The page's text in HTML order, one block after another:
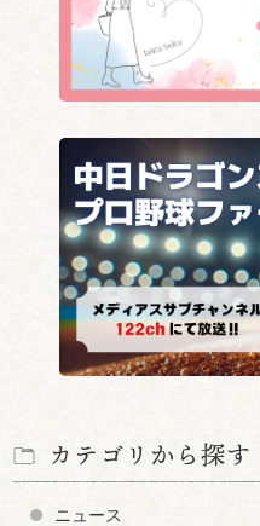
カテゴリから探す
ニュース